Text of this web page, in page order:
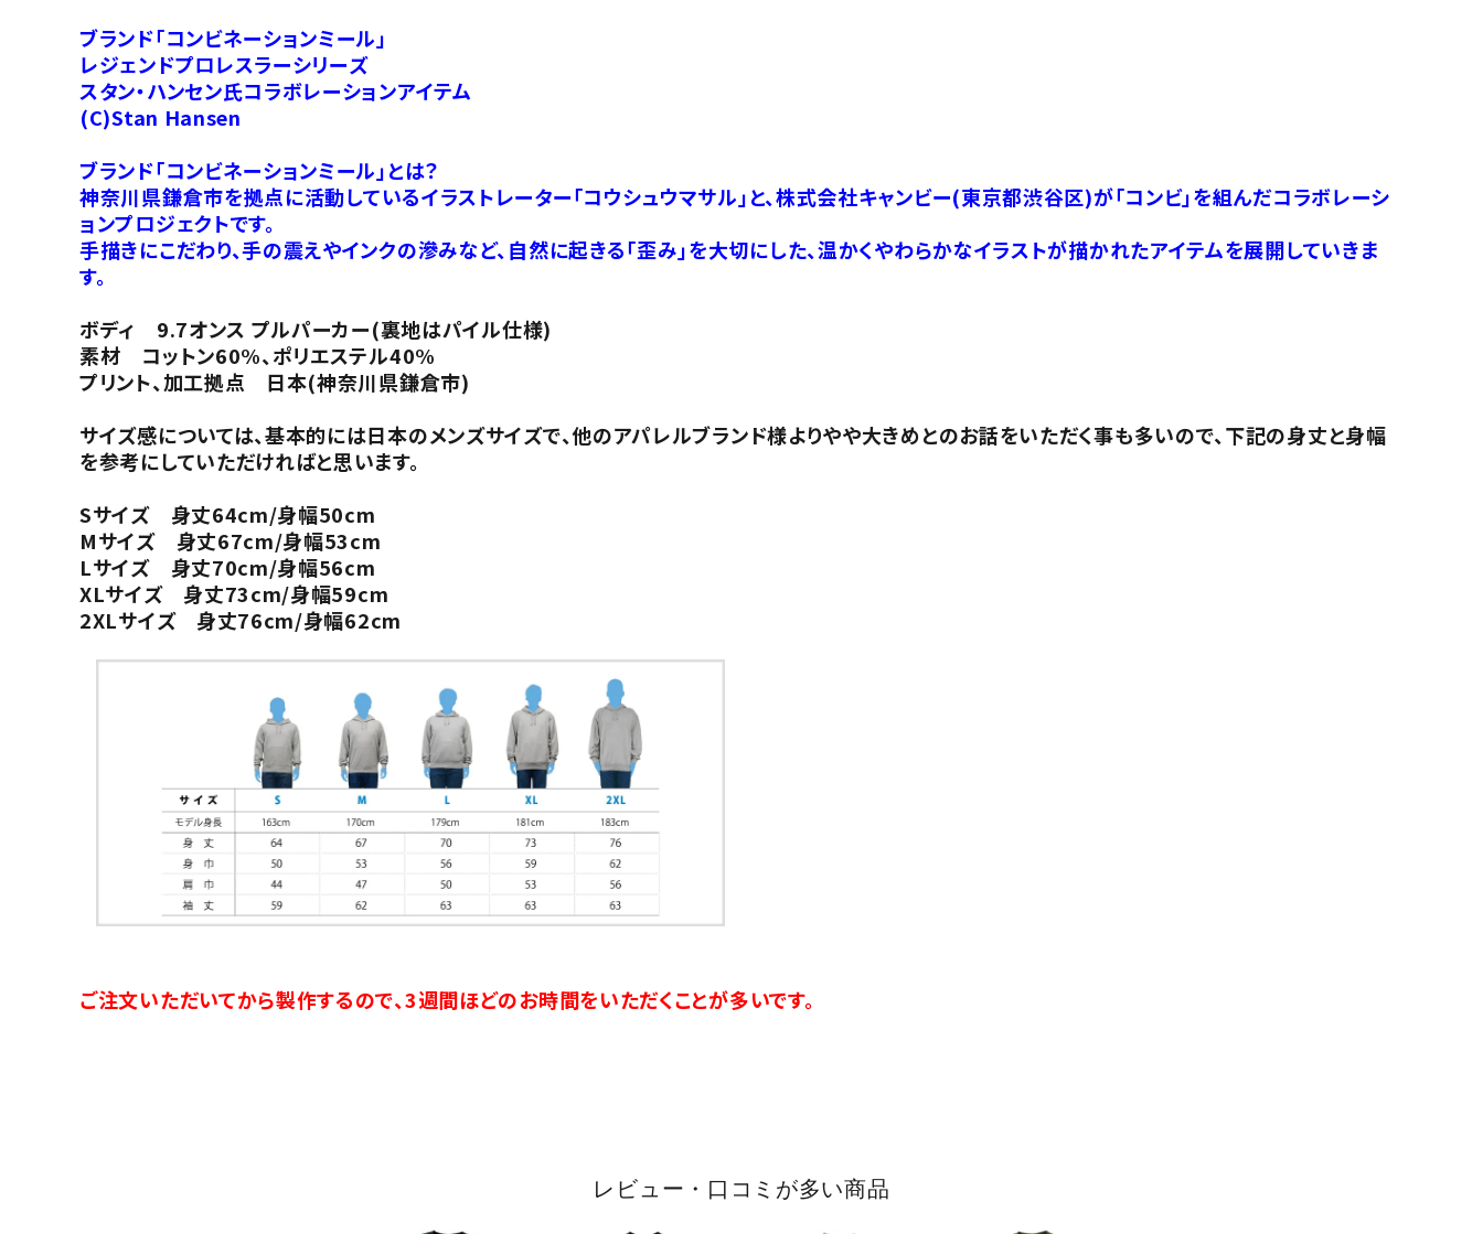
ブランド「コンビネーションミール」
レジェンドプロレスラーシリーズ
スタン・ハンセン氏コラボレーションアイテム
(C)Stan Hansen
ブランド「コンビネーションミール」とは？
神奈川県鎌倉市を拠点に活動しているイラストレーター「コウシュウマサル」と、株式会社キャンビー(東京都渋谷区)が「コンビ」を組んだコラボレーシ
ョンプロジェクトです。
手描きにこだわり、手の震えやインクの滲みなど、自然に起きる「歪み」を大切にした、温かくやわらかなイラストが描かれたアイテムを展開していきま
す。
ボディ 9.7オンス プルパーカー(裏地はパイル仕様)
素材 コットン60%、ポリエステル40%
プリント、加工拠点 日本(神奈川県鎌倉市)
サイズ感については、基本的には日本のメンズサイズで、他のアパレルブランド様よりやや大きめとのお話をいただく事も多いので、下記の身丈と身幅
を参考にしていただければと思います。
Sサイズ 身丈64cm/身幅50cm
Mサイズ 身丈67cm/身幅53cm
Lサイズ 身丈70cm/身幅56cm
XLサイズ 身丈73cm/身幅59cm
2XLサイズ 身丈76cm/身幅62cm
ご注文いただいてから製作するので、3週間ほどのお時間をいただくことが多いです。
レビュー・口コミが多い商品